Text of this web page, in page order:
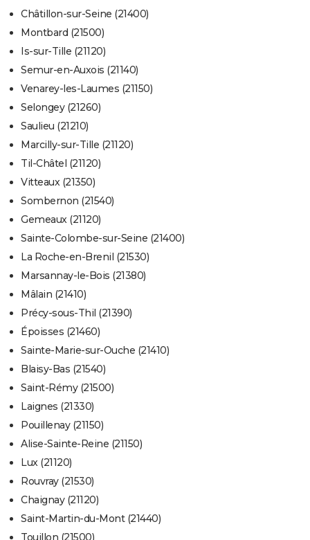
Châtillon-sur-Seine (21400)
Montbard (21500)
Is-sur-Tille (21120)
Semur-en-Auxois (21140)
Venarey-les-Laumes (21150)
Selongey (21260)
Saulieu (21210)
Marcilly-sur-Tille (21120)
Til-Châtel (21120)
Vitteaux (21350)
Sombernon (21540)
Gemeaux (21120)
Sainte-Colombe-sur-Seine (21400)
La Roche-en-Brenil (21530)
Marsannay-le-Bois (21380)
Mâlain (21410)
Précy-sous-Thil (21390)
Époisses (21460)
Sainte-Marie-sur-Ouche (21410)
Blaisy-Bas (21540)
Saint-Rémy (21500)
Laignes (21330)
Pouillenay (21150)
Alise-Sainte-Reine (21150)
Lux (21120)
Rouvray (21530)
Chaignay (21120)
Saint-Martin-du-Mont (21440)
Touillon (21500)